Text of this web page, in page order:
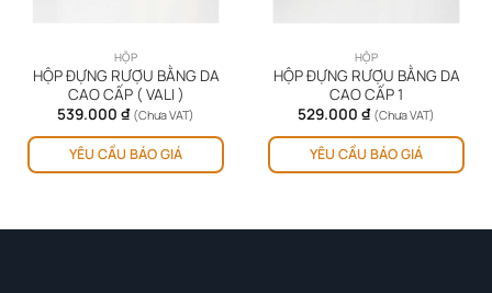
HỘP
HỘP ĐỰNG RƯỢU BẰNG DA
CAO CẤP ( VALI )
539.000 ₫ (Chưa VAT)
YÊU CẦU BÁO GIÁ
HỘP
HỘP ĐỰNG RƯỢU BẰNG DA
CAO CẤP 1
529.000 ₫ (Chưa VAT)
YÊU CẦU BÁO GIÁ